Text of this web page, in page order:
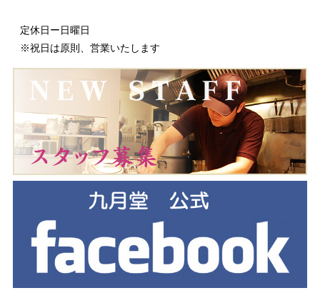
定休日ー日曜日
※祝日は原則、営業いたします